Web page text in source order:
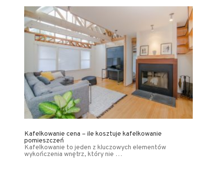
Kafelkowanie cena – ile kosztuje kafelkowanie
pomieszczeń
Kafelkowanie to jeden z kluczowych elementów
wykończenia wnętrz, który nie …